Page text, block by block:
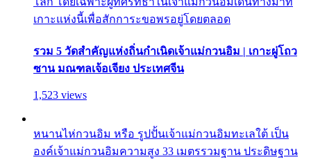
เกาะแห่งนี้เพื่อสักการะขอพรอยู่โดยตลอด
รวม 5 วัดสำคัญแห่งถิ่นกำเนิดเจ้าแม่กวนอิม | เกาะผู่โถว
ซาน มณฑลเจ้อเจียง ประเทศจีน
1,523 views
หนานไห่กวนอิม หรือ รูปปั้นเจ้าแม่กวนอิมทะเลใต้ เป็น
องค์เจ้าแม่กวนอิมความสูง 33 เมตรรวมฐาน ประดิษฐาน